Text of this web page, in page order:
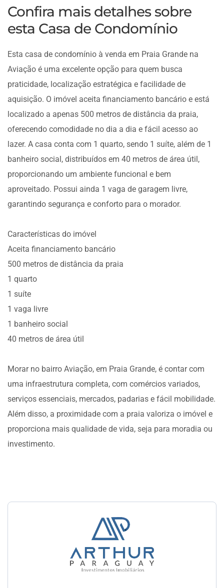
Confira mais detalhes sobre
esta Casa de Condomínio
Esta casa de condomínio à venda em Praia Grande na
Aviação é uma excelente opção para quem busca
praticidade, localização estratégica e facilidade de
aquisição. O imóvel aceita financiamento bancário e está
localizado a apenas 500 metros de distância da praia,
oferecendo comodidade no dia a dia e fácil acesso ao
lazer. A casa conta com 1 quarto, sendo 1 suíte, além de 1
banheiro social, distribuídos em 40 metros de área útil,
proporcionando um ambiente funcional e bem
aproveitado. Possui ainda 1 vaga de garagem livre,
garantindo segurança e conforto para o morador.
Características do imóvel
Aceita financiamento bancário
500 metros de distância da praia
1 quarto
1 suíte
1 vaga livre
1 banheiro social
40 metros de área útil
Morar no bairro Aviação, em Praia Grande, é contar com
uma infraestrutura completa, com comércios variados,
serviços essenciais, mercados, padarias e fácil mobilidade.
Além disso, a proximidade com a praia valoriza o imóvel e
proporciona mais qualidade de vida, seja para moradia ou
investimento.